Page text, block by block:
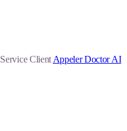
Service Client Appeler Doctor AI